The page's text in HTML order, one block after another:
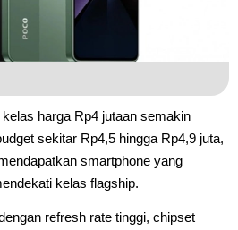
kelas harga Rp4 jutaan semakin
sekitar Rp4,5 hingga Rp4,9 juta,
smartphone yang
kelas flagship.
refresh rate tinggi, chipset